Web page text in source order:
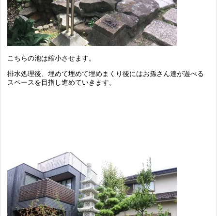
こちらの池は縮小させます。
排水処理後、埋めて埋めて埋めまくり後にはお孫さん達が遊べる
スペースを目指し進めていきます。